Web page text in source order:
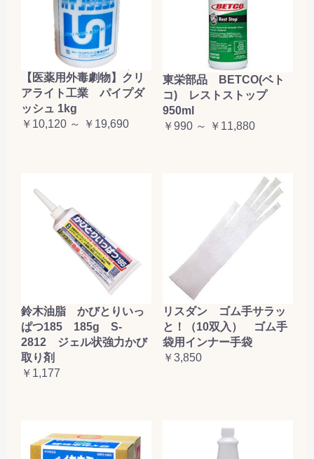
【医薬用外毒劇物】クリ
アライト工業 パイプダ
ッシュ 1kg
￥10,120 ～ ￥19,690
東栄部品 BETCO(ベト
コ) レストストップ
950ml
￥990 ～ ￥11,880
鈴木油脂 かびとりいっ
ぱつ185 185g S-
2812 ジェル状強力かび
取り剤
￥1,177
リスダン ゴム手サラッ
と！（10双入） ゴム手
袋用インナー手袋
￥3,850